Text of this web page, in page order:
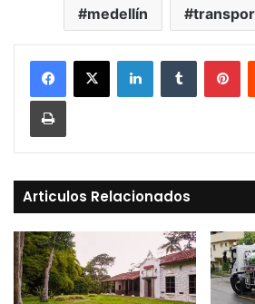
medellín
LinkedInTumblr
Print
Articulos Relacionados